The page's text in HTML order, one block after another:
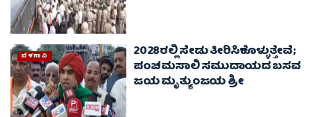
ಬೆಳಗಾವಿ 2028ರಲ್ಲಿ ಸೇಡು ತೀರಿಸಿಕೊಳ್ಳುತ್ತೇವೆ;
ಪಂಚಮಸಾಲಿ ಸಮುದಾಯದ ಬಸವ
ಜಯ ಮೃತ್ಯುಂಜಯ ಶ್ರೀ